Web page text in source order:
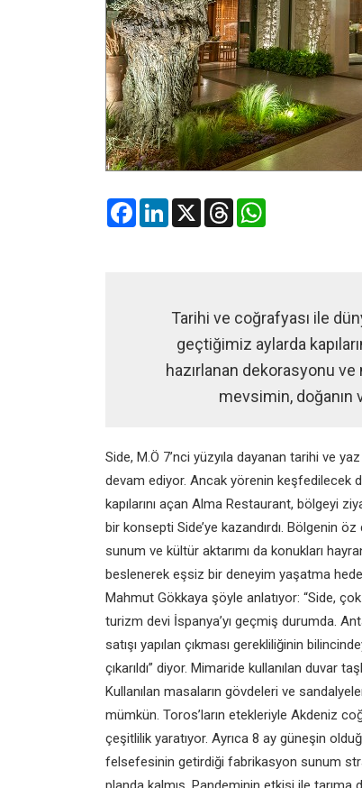
FacebookLinkedIn
X Threads
Tarihi ve coğrafyası ile
geçtiğimiz aylarda
hazırlanan dekorasyonu
mevsimin, doğanın
Side, M.Ö 7’nci yüzyıla dayanan tarihi ve
devam ediyor. Ancak yörenin keşfedilecek
kapılarını açan Alma Restaurant, bölgeyi
bir konsepti Side’ye kazandırdı. Bölgenin öz
sunum ve kültür aktarımı da konukları
beslenerek eşsiz bir deneyim yaşatma
Mahmut Gökkaya şöyle anlatıyor: “Side,
turizm devi İspanya’yı geçmiş durumda.
satışı yapılan çıkması gerekliliğinin
çıkarıldı” diyor. Mimaride kullanılan duvar
Kullanılan masaların gövdeleri ve
mümkün. Toros’ların etekleriyle Akdeniz
çeşitlilik yaratıyor. Ayrıca 8 ay güneşin
felsefesinin getirdiği fabrikasyon sunum